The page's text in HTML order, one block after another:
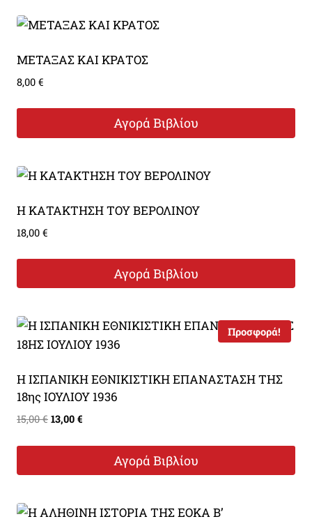
ΜΕΤΑΞΑΣ ΚΑΙ ΚΡΑΤΟΣ
8,00 €
Αγορά Βιβλίου
Η ΚΑΤΑΚΤΗΣΗ ΤΟΥ ΒΕΡΟΛΙΝΟΥ
18,00 €
Αγορά Βιβλίου
Προσφορά!
Η ΙΣΠΑΝΙΚΗ ΕΘΝΙΚΙΣΤΙΚΗ ΕΠΑΝΑΣΤΑΣΗ ΤΗΣ
18ης ΙΟΥΛΙΟΥ 1936
15,00€ Original
13,00 €
Αγορά Βιβλίου